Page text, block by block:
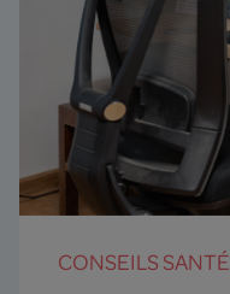
CONSEILS SANTÉ